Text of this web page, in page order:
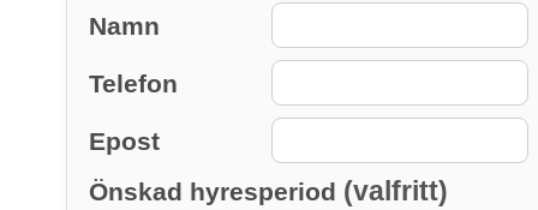
Namn
Telefon
Epost
Önskad hyresperiod (valfritt)